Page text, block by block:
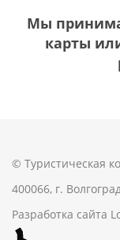
Мы
карты
© Туристическая
400066, г.
Разработка сайта